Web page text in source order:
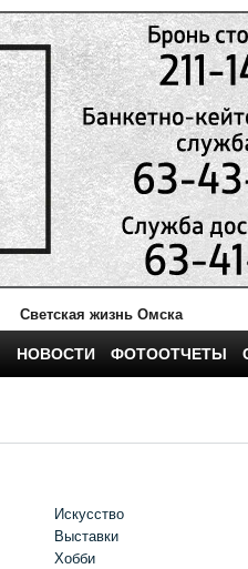
Светская жизнь Омска
НОВОСТИ ФОТООТЧЕТЫ
Искусство
Выставки
Хобби